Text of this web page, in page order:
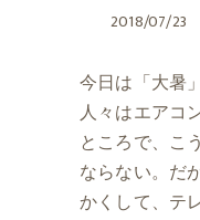
2018/07/23
今日は「大暑
人々はエアコ
ところで、こ
ならない。だ
かくして、テ